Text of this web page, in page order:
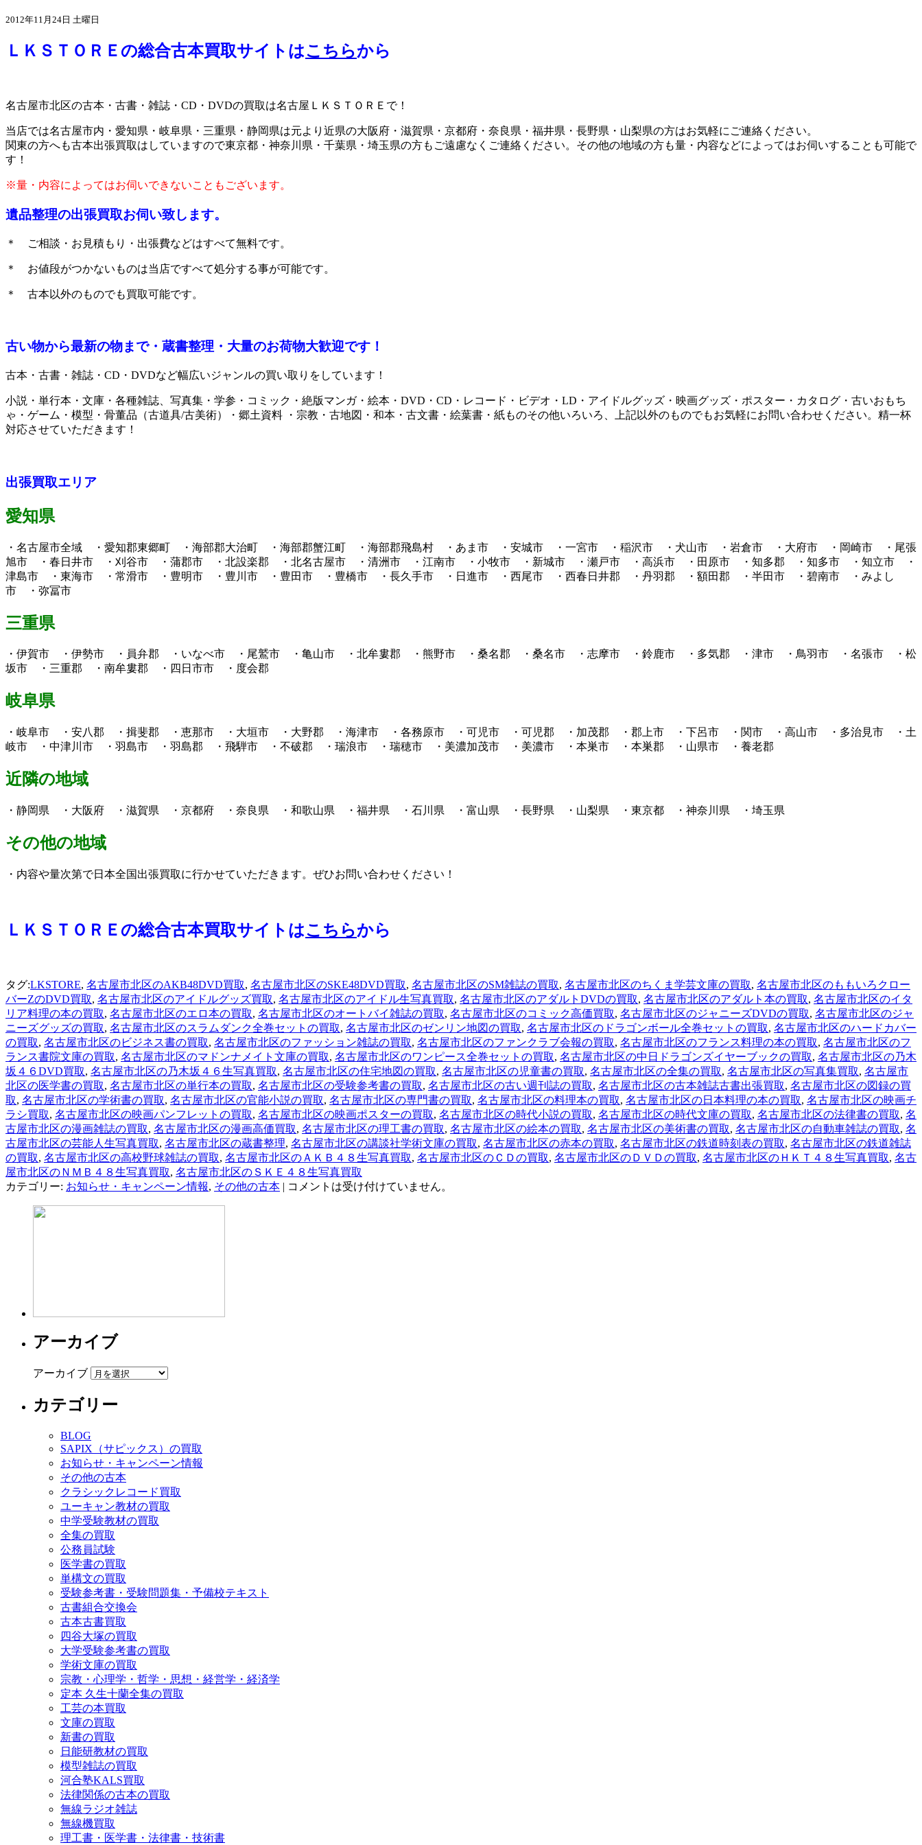
2012年11月24日 土曜日
ＬＫＳＴＯＲＥの総合古本買取サイトはこちらから
名古屋市北区の古本・古書・雑誌・CD・DVDの買取は名古屋ＬＫＳＴＯＲＥで！
当店では名古屋市内・愛知県・岐阜県・三重県・静岡県は元より近県の大阪府・滋賀県・京都府・奈良県・福井県・長野県・山梨県の方はお気軽にご連絡ください。
関東の方へも古本出張買取はしていますので東京都・神奈川県・千葉県・埼玉県の方もご遠慮なくご連絡ください。その他の地域の方も量・内容などによってはお伺いすることも可能で
す！
※量・内容によってはお伺いできないこともございます。
遺品整理の出張買取お伺い致します。
＊ ご相談・お見積もり・出張費などはすべて無料です。
＊ お値段がつかないものは当店ですべて処分する事が可能です。
＊ 古本以外のものでも買取可能です。
古い物から最新の物まで・蔵書整理・大量のお荷物大歓迎です！
古本・古書・雑誌・CD・DVDなど幅広いジャンルの買い取りをしています！
小説・単行本・文庫・各種雑誌、写真集・学参・コミック・絶版マンガ・絵本・DVD・CD・レコード・ビデオ・LD・アイドルグッズ・映画グッズ・ポスター・カタログ・古いおもち
ゃ・ゲーム・模型・骨董品（古道具/古美術）・郷土資料 ・宗教・古地図・和本・古文書・絵葉書・紙ものその他いろいろ、上記以外のものでもお気軽にお問い合わせください。精一杯
対応させていただきます！
出張買取エリア
愛知県
・名古屋市全域 ・愛知郡東郷町 ・海部郡大治町 ・海部郡蟹江町 ・海部郡飛島村 ・あま市 ・安城市 ・一宮市 ・稲沢市 ・犬山市 ・岩倉市 ・大府市 ・岡崎市 ・尾張
旭市 ・春日井市 ・刈谷市 ・蒲郡市 ・北設楽郡 ・北名古屋市 ・清洲市 ・江南市 ・小牧市 ・新城市 ・瀬戸市 ・高浜市 ・田原市 ・知多郡 ・知多市 ・知立市 ・
津島市 ・東海市 ・常滑市 ・豊明市 ・豊川市 ・豊田市 ・豊橋市 ・長久手市 ・日進市 ・西尾市 ・西春日井郡 ・丹羽郡 ・額田郡 ・半田市 ・碧南市 ・みよし
市 ・弥冨市
三重県
・伊賀市 ・伊勢市 ・員弁郡 ・いなべ市 ・尾鷲市 ・亀山市 ・北牟婁郡 ・熊野市 ・桑名郡 ・桑名市 ・志摩市 ・鈴鹿市 ・多気郡 ・津市 ・鳥羽市 ・名張市 ・松
坂市 ・三重郡 ・南牟婁郡 ・四日市市 ・度会郡
岐阜県
・岐阜市 ・安八郡 ・揖斐郡 ・恵那市 ・大垣市 ・大野郡 ・海津市 ・各務原市 ・可児市 ・可児郡 ・加茂郡 ・郡上市 ・下呂市 ・関市 ・高山市 ・多治見市 ・土
岐市 ・中津川市 ・羽島市 ・羽島郡 ・飛騨市 ・不破郡 ・瑞浪市 ・瑞穂市 ・美濃加茂市 ・美濃市 ・本巣市 ・本巣郡 ・山県市 ・養老郡
近隣の地域
・静岡県 ・大阪府 ・滋賀県 ・京都府 ・奈良県 ・和歌山県 ・福井県 ・石川県 ・富山県 ・長野県 ・山梨県 ・東京都 ・神奈川県 ・埼玉県
その他の地域
・内容や量次第で日本全国出張買取に行かせていただきます。ぜひお問い合わせください！
ＬＫＳＴＯＲＥの総合古本買取サイトはこちらから
タグ:LKSTORE, 名古屋市北区のAKB48DVD買取, 名古屋市北区のSKE48DVD買取, 名古屋市北区のSM雑誌の買取, 名古屋市北区のちくま学芸文庫の買取, 名古屋市北区のももいろクロー
バーZのDVD買取, 名古屋市北区のアイドルグッズ買取, 名古屋市北区のアイドル生写真買取, 名古屋市北区のアダルトDVDの買取, 名古屋市北区のアダルト本の買取, 名古屋市北区のイタ
リア料理の本の買取, 名古屋市北区のエロ本の買取, 名古屋市北区のオートバイ雑誌の買取, 名古屋市北区のコミック高価買取, 名古屋市北区のジャニーズDVDの買取, 名古屋市北区のジャ
ニーズグッズの買取, 名古屋市北区のスラムダンク全巻セットの買取, 名古屋市北区のゼンリン地図の買取, 名古屋市北区のドラゴンボール全巻セットの買取, 名古屋市北区のハードカバー
の買取, 名古屋市北区のビジネス書の買取, 名古屋市北区のファッション雑誌の買取, 名古屋市北区のファンクラブ会報の買取, 名古屋市北区のフランス料理の本の買取, 名古屋市北区のフ
ランス書院文庫の買取, 名古屋市北区のマドンナメイト文庫の買取, 名古屋市北区のワンピース全巻セットの買取, 名古屋市北区の中日ドラゴンズイヤーブックの買取, 名古屋市北区の乃木
坂４６DVD買取, 名古屋市北区の乃木坂４６生写真買取, 名古屋市北区の住宅地図の買取, 名古屋市北区の児童書の買取, 名古屋市北区の全集の買取, 名古屋市北区の写真集買取, 名古屋市
北区の医学書の買取, 名古屋市北区の単行本の買取, 名古屋市北区の受験参考書の買取, 名古屋市北区の古い週刊誌の買取, 名古屋市北区の古本雑誌古書出張買取, 名古屋市北区の図録の買
取, 名古屋市北区の学術書の買取, 名古屋市北区の官能小説の買取, 名古屋市北区の専門書の買取, 名古屋市北区の料理本の買取, 名古屋市北区の日本料理の本の買取, 名古屋市北区の映画チ
ラシ買取, 名古屋市北区の映画パンフレットの買取, 名古屋市北区の映画ポスターの買取, 名古屋市北区の時代小説の買取, 名古屋市北区の時代文庫の買取, 名古屋市北区の法律書の買取, 名
古屋市北区の漫画雑誌の買取, 名古屋市北区の漫画高価買取, 名古屋市北区の理工書の買取, 名古屋市北区の絵本の買取, 名古屋市北区の美術書の買取, 名古屋市北区の自動車雑誌の買取, 名
古屋市北区の芸能人生写真買取, 名古屋市北区の蔵書整理, 名古屋市北区の講談社学術文庫の買取, 名古屋市北区の赤本の買取, 名古屋市北区の鉄道時刻表の買取, 名古屋市北区の鉄道雑誌
の買取, 名古屋市北区の高校野球雑誌の買取, 名古屋市北区のＡＫＢ４８生写真買取, 名古屋市北区のＣＤの買取, 名古屋市北区のＤＶＤの買取, 名古屋市北区のＨＫＴ４８生写真買取, 名古
屋市北区のＮＭＢ４８生写真買取, 名古屋市北区のＳＫＥ４８生写真買取
カテゴリー: お知らせ・キャンペーン情報, その他の古本 | コメントは受け付けていません。
アーカイブ
アーカイブ
カテゴリー
BLOG
SAPIX（サピックス）の買取
お知らせ・キャンペーン情報
その他の古本
クラシックレコード買取
ユーキャン教材の買取
中学受験教材の買取
全集の買取
公務員試験
医学書の買取
単構文の買取
受験参考書・受験問題集・予備校テキスト
古書組合交換会
古本古書買取
四谷大塚の買取
大学受験参考書の買取
学術文庫の買取
宗教・心理学・哲学・思想・経営学・経済学
定本 久生十蘭全集の買取
工芸の本買取
文庫の買取
新書の買取
日能研教材の買取
模型雑誌の買取
河合塾KALS買取
法律関係の古本の買取
無線ラジオ雑誌
無線機買取
理工書・医学書・法律書・技術書